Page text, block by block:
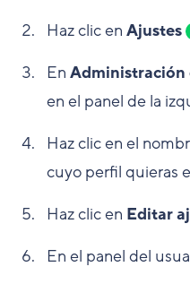
Haz clic en Ajustes
En Administración
en el panel de la
Haz clic en el
cuyo perfil quieras
Haz clic en Editar
En el panel del